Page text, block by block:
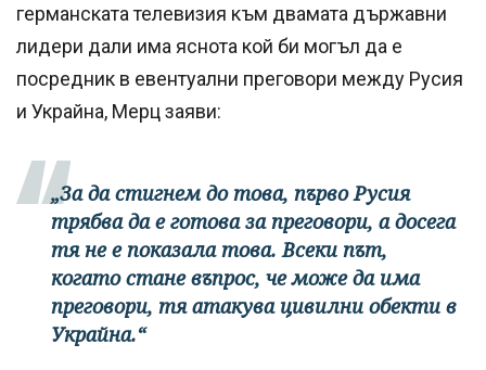
германската телевизия към двамата държавни
лидери дали има яснота кой би могъл да е
посредник в евентуални преговори между Русия
и Украйна, Мерц заяви:
„За да стигнем до това, първо Русия
трябва да е готова за преговори, а досега
тя не е показала това. Всеки път,
когато стане въпрос, че може да има
преговори, тя атакува цивилни обекти в
Украйна.“